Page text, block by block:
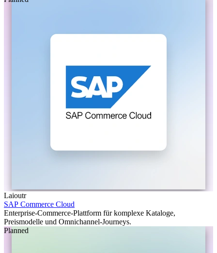
Laioutr
SAP Commerce Cloud
Enterprise-Commerce-Plattform für komplexe Kataloge,
Preismodelle und Omnichannel-Journeys.
Planned